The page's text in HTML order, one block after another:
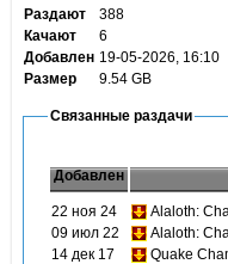
Раздают
388
Качают
6
Добавлен 19-05-2026, 16:10
Размер
9.54 GB
Связанные раздачи
Добавлен
22 ноя 24
Alaloth:
09 июл 22
Alaloth:
14 дек 17
Quake